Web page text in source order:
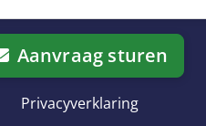
Aanvraag sturen
Privacyverklaring